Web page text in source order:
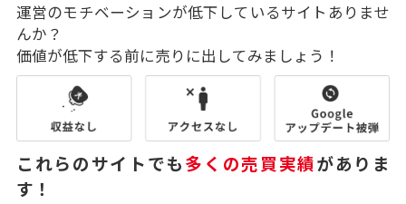
運営のモチベーションが低下しているサイトありませ
んか？
価値が低下する前に売りに出してみましょう！
これらのサイトでも多くの売買実績がありま
す！